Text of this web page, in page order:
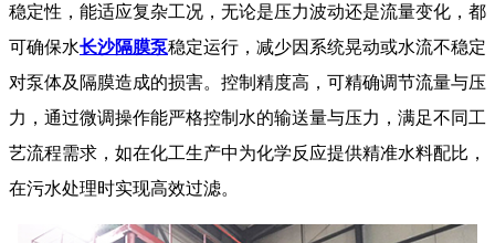
稳定性，能适应复杂工况，无论是压力波动还是流量变化，都
可确保水长沙隔膜泵稳定运行，减少因系统晃动或水流不稳定
对泵体及隔膜造成的损害。控制精度高，可精确调节流量与压
力，通过微调操作能严格控制水的输送量与压力，满足不同工
艺流程需求，如在化工生产中为化学反应提供精准水料配比，
在污水处理时实现高效过滤。